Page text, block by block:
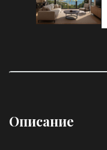
Описание